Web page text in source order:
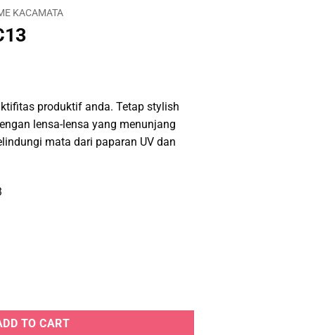
KACAMATA
produktif anda. Tetap stylish
lensa-lensa yang menunjang
mata dari paparan UV dan
TO CART